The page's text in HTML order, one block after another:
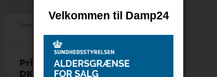
Sundbygaard - Blue Mist
Pris fra30,00
DKK
Velkommen til Damp24